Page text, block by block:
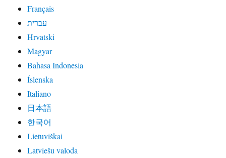
Français
עברית
Hrvatski
Magyar
Bahasa Indonesia
Íslenska
Italiano
日本語
한국어
Lietuviškai
Latviešu valoda